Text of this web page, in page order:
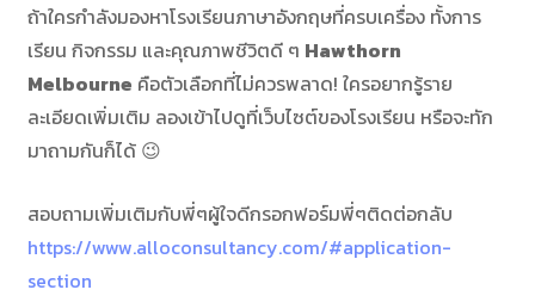
ถ้าใครกำลังมองหาโรงเรียนภาษาอังกฤษที่ครบเครื่อง ทั้งการ
เรียน กิจกรรม และคุณภาพชีวิตดี ๆ Hawthorn
Melbourne คือตัวเลือกที่ไม่ควรพลาด! ใครอยากรู้ราย
ละเอียดเพิ่มเติม ลองเข้าไปดูที่เว็บไซต์ของโรงเรียน หรือจะทัก
มาถามกันก็ได้ 😉
สอบถามเพิ่มเติมกับพี่ๆผู้ใจดีกรอกฟอร์มพี่ๆติดต่อกลับ
https://www.alloconsultancy.com/#application-
section